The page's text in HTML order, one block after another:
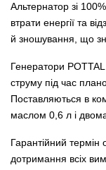
Альтернатор зі
втрати енергії та
й зношування, що
Генератори
струму під час
Поставляються в
маслом 0,6 л і
Гарантійний
дотримання всіх